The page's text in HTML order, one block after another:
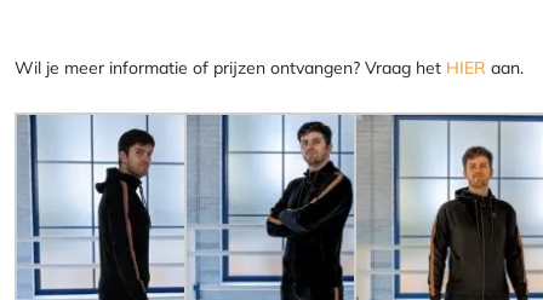
Wil je meer informatie of prijzen ontvangen? Vraag het HIER aan.